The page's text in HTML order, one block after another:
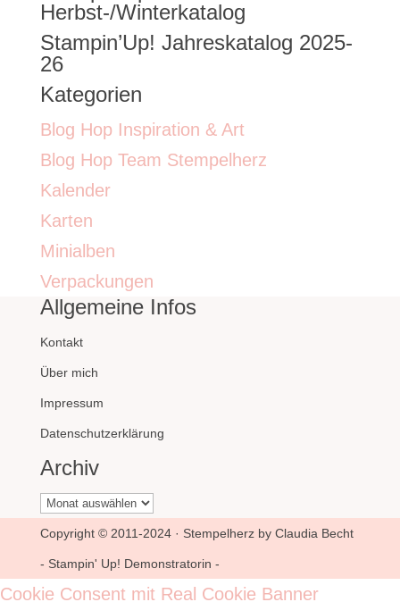
Herbst-/Winterkatalog
Stampin’Up! Jahreskatalog 2025-
26
Kategorien
Blog Hop Inspiration & Art
Blog Hop Team Stempelherz
Kalender
Karten
Minialben
Verpackungen
Allgemeine Infos
Kontakt
Über mich
Impressum
Datenschutzerklärung
Archiv
Archiv
Copyright © 2011-2024 · Stempelherz by Claudia Becht
- Stampin' Up! Demonstratorin -
Cookie Consent mit Real Cookie Banner